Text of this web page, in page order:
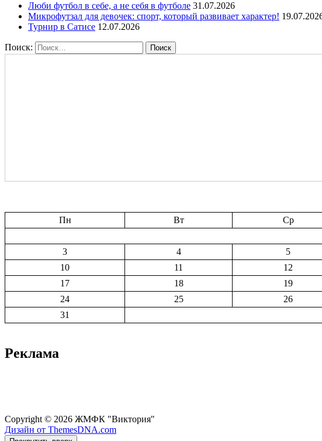
Люби футбол в себе, а не себя в футболе 31.07.2026
Микрофутзал для девочек: спорт, который развивает характер!
Турнир в Сатисе 12.07.2026
Поиск:
Пн
Вт Ср
3
4 5
10
11 12
17
18 19
24
25 26
31
Реклама
Copyright © 2026 ЖМФК "Виктория"
Дизайн от ThemesDNA.com